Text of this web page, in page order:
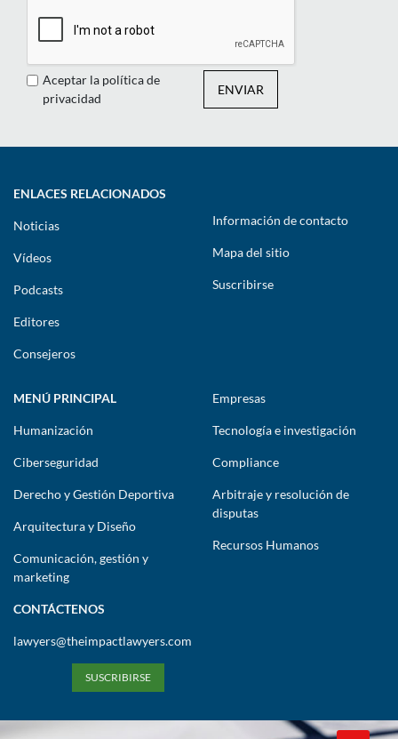
Aceptar la política de
privacidad
ENVIAR
ENLACES RELACIONADOS
Noticias
Vídeos
Podcasts
Editores
Consejeros
Información de contacto
Mapa del sitio
Suscribirse
MENÚ PRINCIPAL
Humanización
Ciberseguridad
Derecho y Gestión Deportiva
Arquitectura y Diseño
Comunicación, gestión y
marketing
Empresas
Tecnología e investigación
Compliance
Arbitraje y resolución de
disputas
Recursos Humanos
CONTÁCTENOS
lawyers@theimpactlawyers.com
SUSCRIBIRSE